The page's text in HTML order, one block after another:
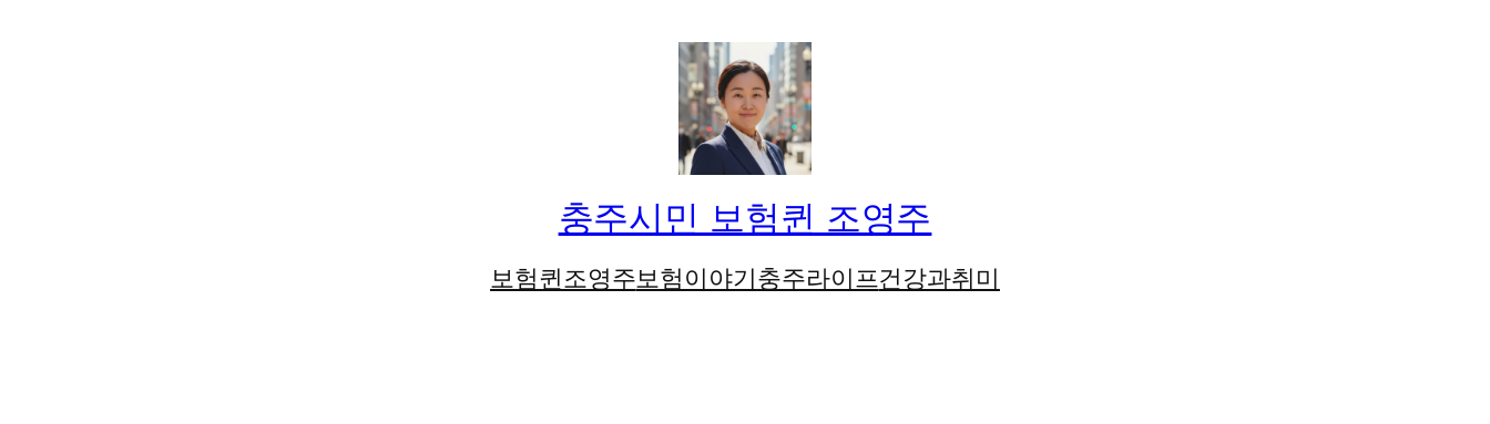
충주시민 보험퀸 조영주
보험퀸조영주보험이야기충주라이프건강과취미